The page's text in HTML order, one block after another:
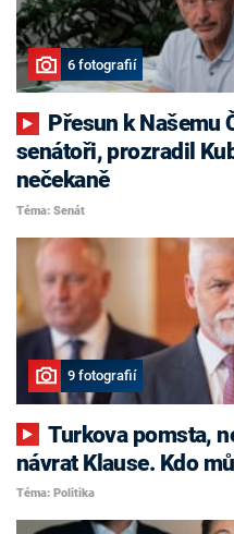
6 fotografií
senátoři, prozradil
nečekaně
Téma: Senát
9 fotografií
Turkova pomsta, nekonfliktní Havlíček i
návrat Klause. Kdo
Téma: Politika